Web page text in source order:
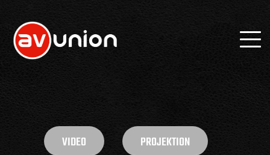
VIDEO
PROJEKTION